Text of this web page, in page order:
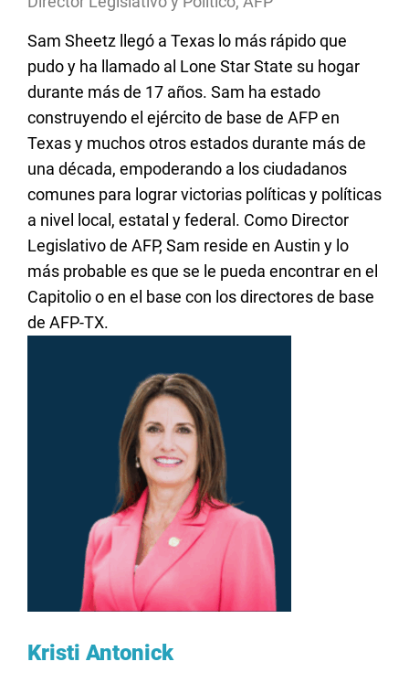
Sam Sheetz llegó a Texas lo más rápido que
pudo y ha llamado al Lone Star State su hogar
durante más de 17 años. Sam ha estado
construyendo el ejército de base de AFP en
Texas y muchos otros estados durante más de
una década, empoderando a los ciudadanos
comunes para lograr victorias políticas y políticas
a nivel local, estatal y federal. Como Director
Legislativo de AFP, Sam reside en Austin y lo
más probable es que se le pueda encontrar en el
Capitolio o en el base con los directores de base
de AFP-TX.
Kristi Antonick